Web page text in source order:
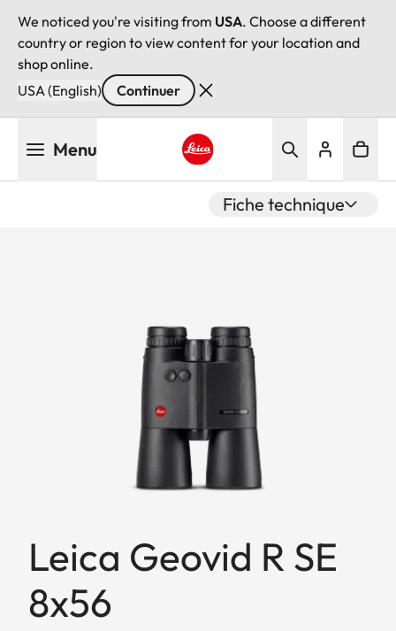
We noticed you're visiting from USA. Choose a different
country or region to view content for your location and
shop online.
USA (English)
Continuer
Menu
Fiche technique
Leica Geovid R SE
8x56